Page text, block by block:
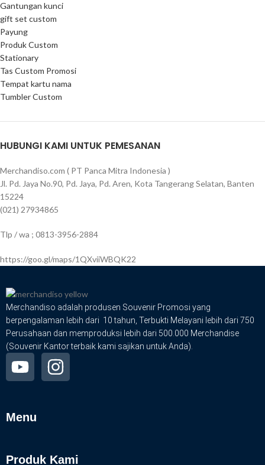
Gantungan kunci
gift set custom
Payung
Produk Custom
Stationary
Tas Custom Promosi
Tempat kartu nama
Tumbler Custom
HUBUNGI KAMI UNTUK PEMESANAN
Merchandiso.com ( PT Panca Mitra Indonesia )
Jl. Pd. Jaya No.90, Pd. Jaya, Pd. Aren, Kota Tangerang Selatan, Banten
15224
(021) 27934865
Tlp / wa ; 0813-3956-2884
https://goo.gl/maps/1QXviiWBQK22
Merchandiso adalah produsen Souvenir Promosi yang
berpengalaman lebih dari 10 tahun, Terbukti Melayani lebih dari 750
Perusahaan dan memproduksi lebih dari 500.000 Merchandise
(Souvenir Kantor terbaik kami sajikan untuk Anda).
Menu
Produk Kami